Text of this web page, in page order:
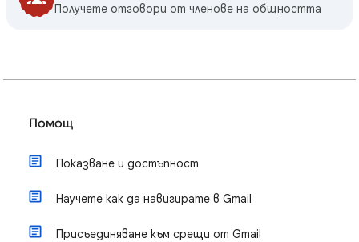
Получете отговори от членове на общността
Помощ
Показване и достъпност
Научете как да навигирате в Gmail
Присъединяване към срещи от Gmail